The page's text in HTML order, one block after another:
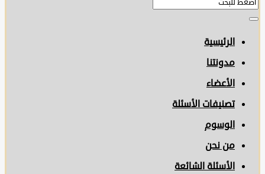
الرئيسية
مدونتنا
الأعضاء
تصنيفات الأسئلة
الوسوم
من نحن
الأسئلة الشائعة